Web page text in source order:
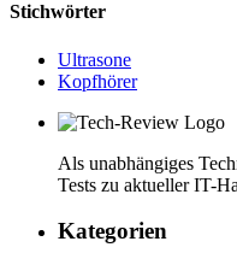
Stichwörter
Ultrasone
Kopfhörer
Als unabhängiges
Tests zu aktueller IT-
Kategorien